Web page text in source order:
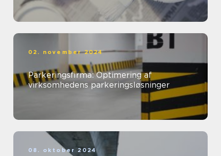
02. november 2024
Parkeringsfirma: Optimering af
virksomhedens parkeringsløsninger
08. oktober 2024